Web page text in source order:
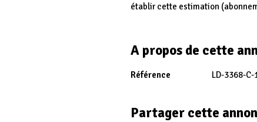
établir cette estimation
A propos de cette
Référence LD-3368-C-
Partager cette